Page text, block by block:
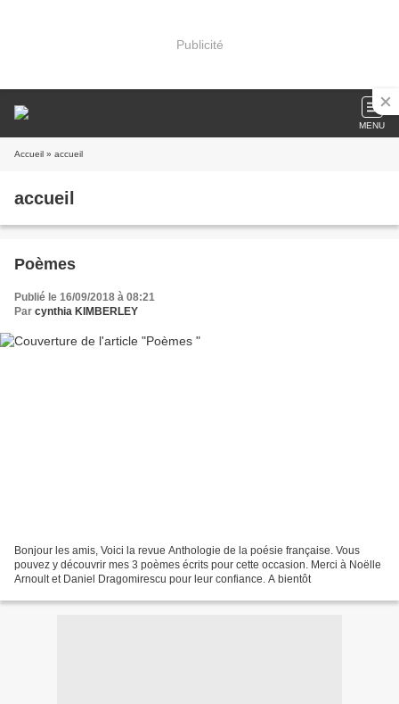
Publicité
MENU
Accueil » accueil
accueil
Poèmes
Publié le 16/09/2018 à 08:21
Par cynthia KIMBERLEY
Bonjour les amis, Voici la revue Anthologie de la poésie française. Vous
pouvez y découvrir mes 3 poèmes écrits pour cette occasion. Merci à Noëlle
Arnoult et Daniel Dragomirescu pour leur confiance. A bientôt